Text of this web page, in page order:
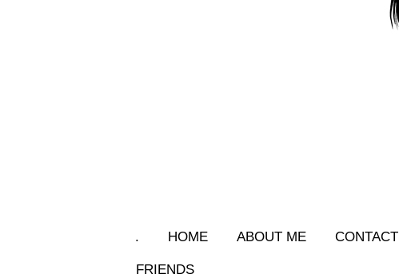
. HOME ABOUT ME CONTACT
FRIENDS